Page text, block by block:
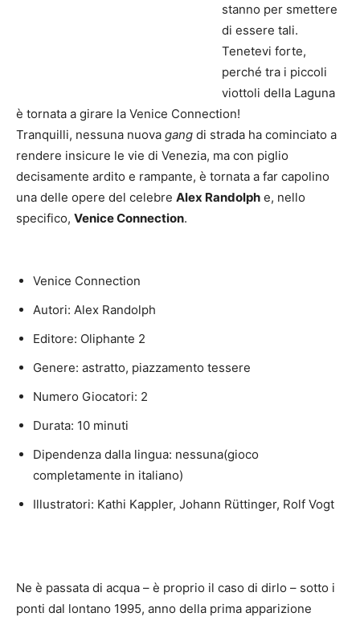
stanno per smettere
di essere tali.
Tenetevi forte,
perché tra i piccoli
viottoli della Laguna
è tornata a girare la Venice Connection!
Tranquilli, nessuna nuova gang di strada ha cominciato a
rendere insicure le vie di Venezia, ma con piglio
decisamente ardito e rampante, è tornata a far capolino
una delle opere del celebre Alex Randolph e, nello
specifico, Venice Connection.
Venice Connection
Autori: Alex Randolph
Editore: Oliphante 2
Genere: astratto, piazzamento tessere
Numero Giocatori: 2
Durata: 10 minuti
Dipendenza dalla lingua: nessuna(gioco
completamente in italiano)
Illustratori: Kathi Kappler, Johann Rüttinger, Rolf Vogt
Ne è passata di acqua – è proprio il caso di dirlo – sotto i
ponti dal lontano 1995, anno della prima apparizione